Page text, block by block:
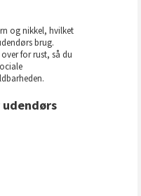
og nikkel, hvilket
brug.
for rust, så du